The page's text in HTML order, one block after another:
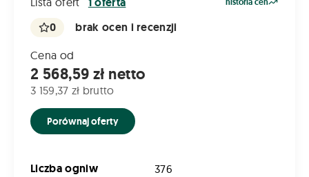
0 brak ocen i recenzji
Cena od
2 568,59 zł netto
3 159,37 zł brutto
Porównaj oferty
Liczba ogniw 376